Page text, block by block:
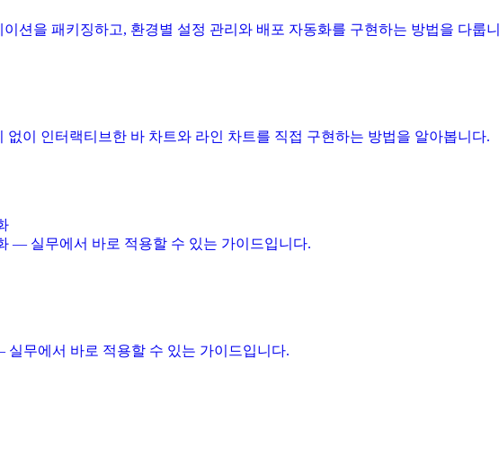
이션을 패키징하고, 환경별 설정 관리와 배포 자동화를 구현하는 방법을 다룹
없이 인터랙티브한 바 차트와 라인 차트를 직접 구현하는 방법을 알아봅니다.
— 실무에서 바로 적용할 수 있는 가이드입니다.
무에서 바로 적용할 수 있는 가이드입니다.